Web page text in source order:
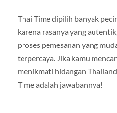
Thai Time dipilih banyak
karena rasanya yang
proses pemesanan yang
terpercaya. Jika kamu
menikmati hidangan
Time adalah jawabannya!